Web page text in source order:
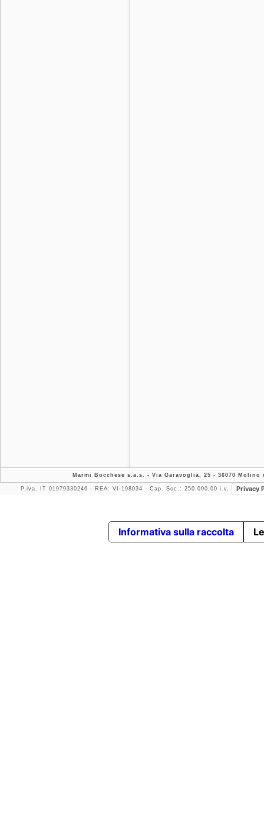
Marmi Bocchese s.a.s. - Via Garavoglia, 25 - 36070 Molino
P.iva. IT 01979330246 - REA: VI-198034 - Cap. Soc.: 250.000,00 i.v. Privacy
Informativa sulla raccolta